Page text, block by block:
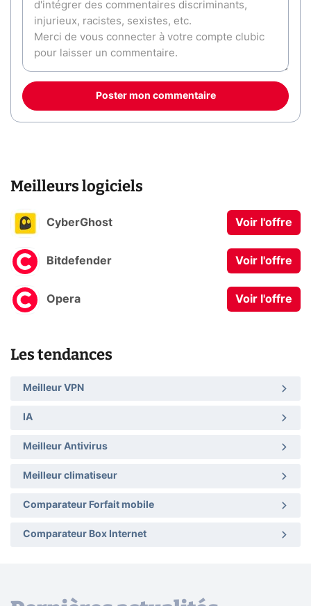
Poster mon commentaire
Meilleurs logiciels
CyberGhost Voir l'offre
Bitdefender Voir l'offre
Opera Voir l'offre
Les tendances
Meilleur VPN
IA
Meilleur Antivirus
Meilleur climatiseur
Comparateur Forfait mobile
Comparateur Box Internet